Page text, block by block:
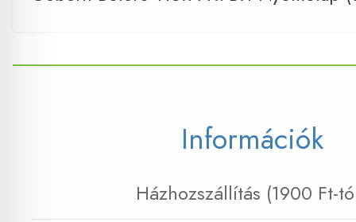
Információk
Házhozszállítás (1900 Ft-